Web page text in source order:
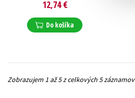
12,74 €
Do košíka
Zobrazujem 1 až 5 z celkových 5 záznamov